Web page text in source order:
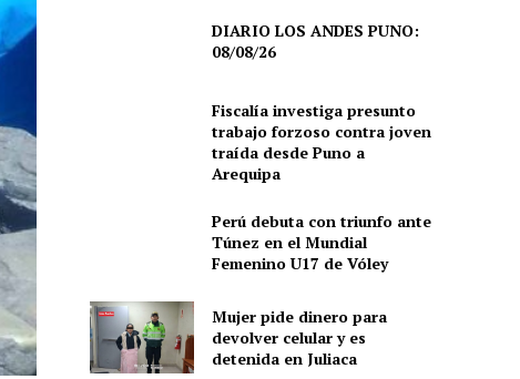
DIARIO LOS ANDES PUNO:
08/08/26
Fiscalía investiga presunto
trabajo forzoso contra joven
traída desde Puno a
Arequipa
Perú debuta con triunfo ante
Túnez en el Mundial
Femenino U17 de Vóley
Mujer pide dinero para
devolver celular y es
detenida en Juliaca